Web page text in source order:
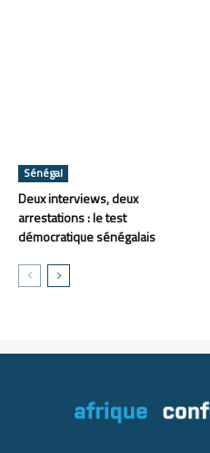
Sénégal
Deux interviews, deux
arrestations : le test
démocratique sénégalais